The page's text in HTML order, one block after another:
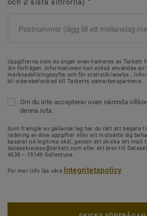
Uppgifterna som du anger ovan hanteras av Tarkett
din förfrågan. Informationen kan också användas av
marknadsföringssyfte och för statistik/analys .
bli vidarebefordrad till Tarketts samarbetspartners.
Om du inte accepterar ovan nämnda
denna ruta.
Som framgår av gällande lag har du rätt att begära
radering av dina uppgifter eller att motsätta dig
baserat på legitima skäl, genom att skicka ett mail
datasekretess@tarkett.com eller ett brev till
4538 – 19149 Sollentuna.
För mer info läs våra Integritetspolicy